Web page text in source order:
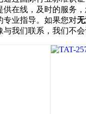
供在线，及时的服务
专业指导。如果您对
我们联系，我们不会